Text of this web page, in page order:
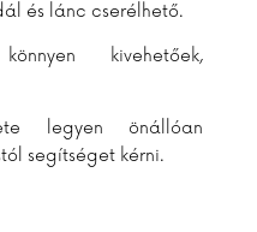
és lánc cserélhető.
kivehetőek,
legyen önállóan
segítséget kérni.